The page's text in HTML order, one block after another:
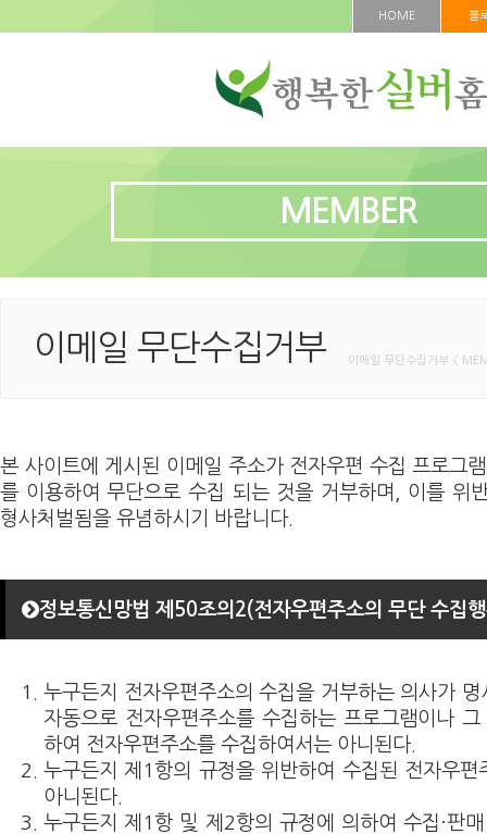
HOME 블
MEMBER
이메일 무단수집거부 이메일 무단수집거부 <
본 사이트에 게시된 이메일 주소가 전자우편 수집 프로그
를 이용하여 무단으로 수집 되는 것을 거부하며, 이를 위
형사처벌됨을 유념하시기 바랍니다.
정보통신망법 제50조의2(전자우편주소의 무단 수집
누구든지 전자우편주소의 수집을 거부하는 의사가
자동으로 전자우편주소를 수집하는 프로그램이나
하여 전자우편주소를 수집하여서는 아니된다.
누구든지 제1항의 규정을 위반하여 수집된 전자우편
아니된다.
누구든지 제1항 및 제2항의 규정에 의하여 수집·판